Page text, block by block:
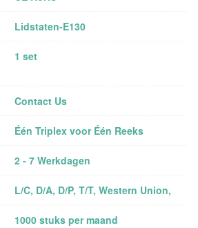
Lidstaten-E130
1 set
Contact Us
Één Triplex voor Één Reeks
2 - 7 Werkdagen
L/C, D/A, D/P, T/T, Western Union,
1000 stuks per maand